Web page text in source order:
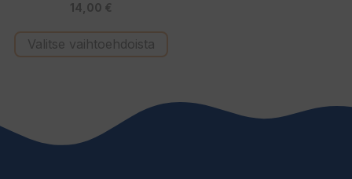
5:stä
14,00 €
Valitse vaihtoehdoista